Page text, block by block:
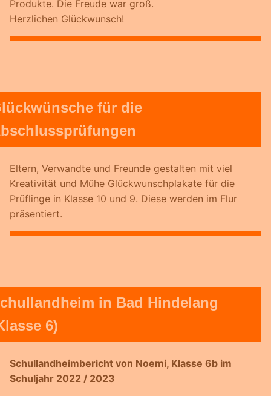
Produkte. Die Freude war groß.
Herzlichen Glückwunsch!
für die
Eltern, Verwandte und Freunde gestalten mit viel
Kreativität und Mühe Glückwunschplakate für die
Prüflinge in Klasse 10 und 9. Diese werden im Flur
präsentiert.
in Bad Hindelang
6)
Schullandheimbericht von Noemi, Klasse 6b im
Schuljahr 2022 / 2023